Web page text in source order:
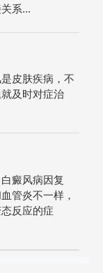
系...
皮肤疾病，不
及时对症治
癜风病因复
管炎不一样，
反应的症